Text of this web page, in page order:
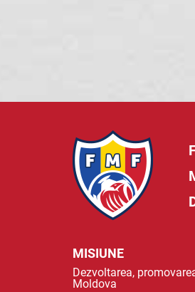
MISIUNE
Dezvoltarea,
Moldova